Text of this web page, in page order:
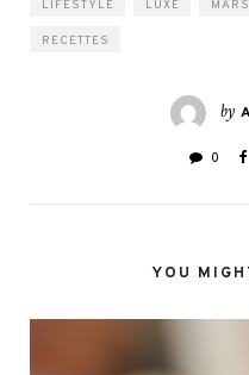
LIFESTYLE LUXE
RECETTES
by
0
YOU